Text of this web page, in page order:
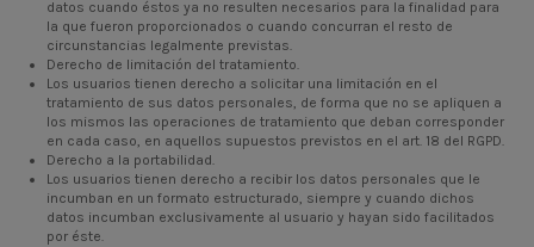
datos cuando éstos ya no resulten necesarios para la finalidad para
la que fueron proporcionados o cuando concurran el resto de
circunstancias legalmente previstas.
Derecho de limitación del tratamiento.
Los usuarios tienen derecho a solicitar una limitación en el
tratamiento de sus datos personales, de forma que no se apliquen a
los mismos las operaciones de tratamiento que deban corresponder
en cada caso, en aquellos supuestos previstos en el art. 18 del RGPD.
Derecho a la portabilidad.
Los usuarios tienen derecho a recibir los datos personales que le
incumban en un formato estructurado, siempre y cuando dichos
datos incumban exclusivamente al usuario y hayan sido facilitados
por éste.